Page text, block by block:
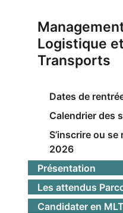
Logistique
Transports
Dates de
Calendrier des
S’inscrire ou
2026
Présentation
Les attendus
Candidater en MLT